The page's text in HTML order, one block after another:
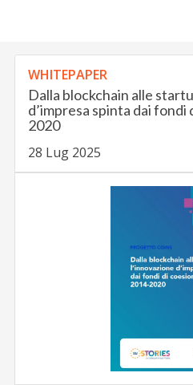
WHITEPAPER
Dalla blockchain alle
d’impresa spinta dai fondi
2020
28 Lug 2025